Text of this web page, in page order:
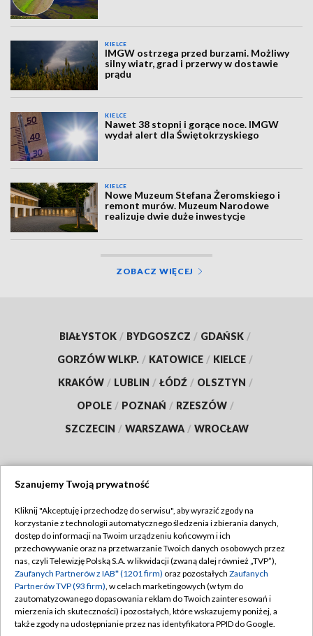
KIELCE
IMGW ostrzega przed burzami. Możliwy
silny wiatr, grad i przerwy w dostawie
prądu
KIELCE
Nawet 38 stopni i gorące noce. IMGW
wydał alert dla Świętokrzyskiego
KIELCE
Nowe Muzeum Stefana Żeromskiego i
remont murów. Muzeum Narodowe
realizuje dwie duże inwestycje
ZOBACZ WIĘCEJ
BIAŁYSTOK / BYDGOSZCZ / GDAŃSK /
GORZÓW WLKP. / KATOWICE / KIELCE /
KRAKÓW / LUBLIN / ŁÓDŹ / OLSZTYN /
OPOLE / POZNAŃ / RZESZÓW /
SZCZECIN / WARSZAWA / WROCŁAW
TVP
Abonament TVP
Emisja w TVP
Centrum informacji TVP
Naziemna Telewizja Cyfrowa
Regulamin TVP
Polityka prywatności
Moje zgody
Pomoc
Szanujemy Twoją prywatność
Kliknij "Akceptuję i przechodzę do serwisu", aby wyrazić zgody na
korzystanie z technologii automatycznego śledzenia i zbierania danych,
dostęp do informacji na Twoim urządzeniu końcowym i ich
przechowywanie oraz na przetwarzanie Twoich danych osobowych przez
nas, czyli Telewizję Polską S.A. w likwidacji (zwaną dalej również „TVP”),
Zaufanych Partnerów z IAB* (1201 firm) oraz pozostałych Zaufanych
Partnerów TVP (93 firm), w celach marketingowych (w tym do
zautomatyzowanego dopasowania reklam do Twoich zainteresowań i
mierzenia ich skuteczności) i pozostałych, które wskazujemy poniżej, a
także zgody na udostępnianie przez nas identyfikatora PPID do Google.